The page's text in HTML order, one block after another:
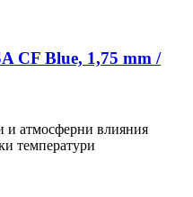
CF Blue, 1,75 mm /
и атмосферни влияния
температури